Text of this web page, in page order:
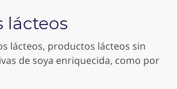
lácteos
lácteos, productos lácteos sin
de soya enriquecida, como por